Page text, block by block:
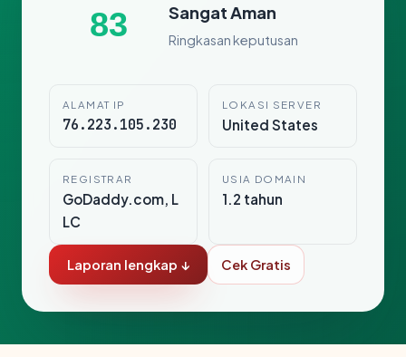
83 Sangat Aman
Ringkasan keputusan
ALAMAT IP
76.223.105.230
LOKASI SERVER
United States
REGISTRAR
GoDaddy.com, L
LC
USIA DOMAIN
1.2 tahun
Laporan lengkap ↓ Cek Gratis